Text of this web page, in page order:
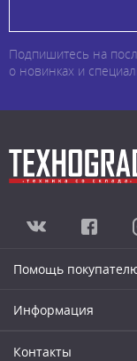
Подпишитесь на
о новинках и
Помощь
Информация
Контакты